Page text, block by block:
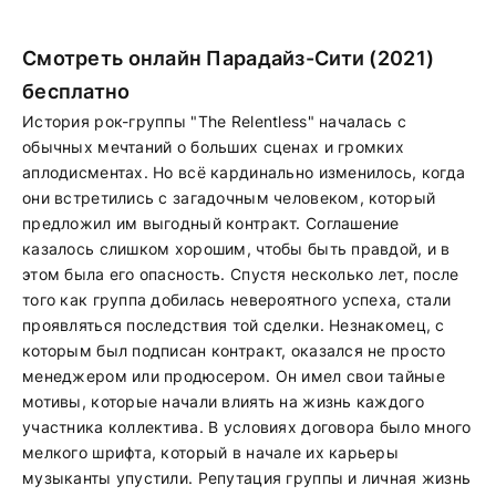
Смотреть онлайн Парадайз-Сити (2021)
бесплатно
История рок-группы "The Relentless" началась с
обычных мечтаний о больших сценах и громких
аплодисментах. Но всё кардинально изменилось, когда
они встретились с загадочным человеком, который
предложил им выгодный контракт. Соглашение
казалось слишком хорошим, чтобы быть правдой, и в
этом была его опасность. Спустя несколько лет, после
того как группа добилась невероятного успеха, стали
проявляться последствия той сделки. Незнакомец, с
которым был подписан контракт, оказался не просто
менеджером или продюсером. Он имел свои тайные
мотивы, которые начали влиять на жизнь каждого
участника коллектива. В условиях договора было много
мелкого шрифта, который в начале их карьеры
музыканты упустили. Репутация группы и личная жизнь